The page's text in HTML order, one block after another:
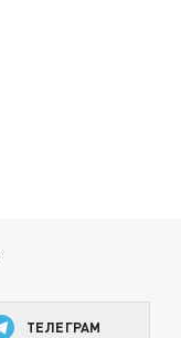
ТЕЛЕГРАМ